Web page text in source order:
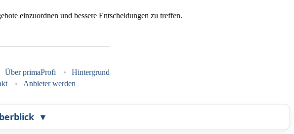
einzuordnen und bessere Entscheidungen zu treffen.
Über primaProfi
Hintergrund
Anbieter werden
▾